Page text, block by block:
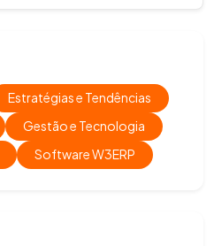
Estratégias e Tendências
Gestão e Tecnologia
Software W3ERP